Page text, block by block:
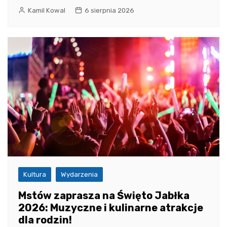
Kamil Kowal 6 sierpnia 2026
Kultura Wydarzenia
Mstów zaprasza na Święto Jabłka
2026: Muzyczne i kulinarne atrakcje
dla rodzin!